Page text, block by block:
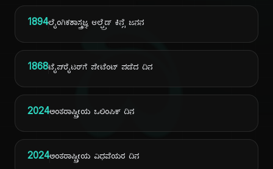
ದಿ
1894ಲೈಂಗಿಕಶಾಸ್ತ್ರಜ್ಞ ಆಲ್ಫ್ರೆಡ್ ಕಿನ್ಸೆ ಜನನ
1868ಟೈಪ್‌ರೈಟರ್‌ಗೆ ಪೇಟೆಂಟ್ ಪಡೆದ ದಿನ
2024ಅಂತರಾಷ್ಟ್ರೀಯ ಒಲಿಂಪಿಕ್ ದಿನ
2024ಅಂತರಾಷ್ಟ್ರೀಯ ವಿಧವೆಯರ ದಿನ